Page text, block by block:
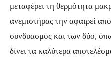
μεταφέρει τη θερμότητα
ανεμιστήρας την αφαιρεί
συνδυασμός και των δύο,
δίνει τα καλύτερα